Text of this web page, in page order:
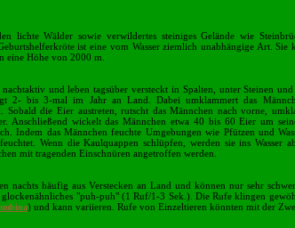
lichte Wälder sowie verwildertes steiniges Gelände wie
ist eine vom Wasser ziemlich unabhängige Art.
eine Höhe von 2000 m.
und leben tagsüber versteckt in Spalten, unter Steinen
2- bis 3-mal im Jahr an Land. Dabei umklammert das
Sobald die Eier austreten, rutscht das Männchen nach vorne,
Anschließend wickelt das Männchen etwa 40 bis 60 Eier um
Indem das Männchen feuchte Umgebungen wie Pfützen und
Wenn die Kaulquappen schlüpfen, werden sie ins Wasser
mit tragenden Einschnüren angetroffen werden.
nachts häufig aus Verstecken an Land und können nur sehr
glockenähnliches "puh-puh" (1 Ruf/1-3 Sek.). Die Rufe klingen
) und kann variieren. Rufe von Einzeltieren könnten mit der